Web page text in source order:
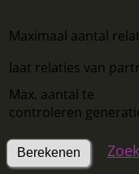
Maximaal aantal
laat relaties van
Max. aantal te
controleren